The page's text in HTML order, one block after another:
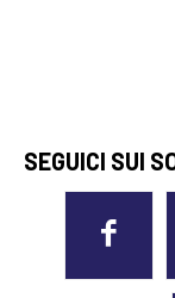
SEGUICI SUI